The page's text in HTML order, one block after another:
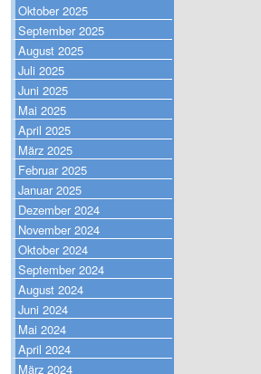
Oktober 2025
September 2025
August 2025
Juli 2025
Juni 2025
Mai 2025
April 2025
März 2025
Februar 2025
Januar 2025
Dezember 2024
November 2024
Oktober 2024
September 2024
August 2024
Juni 2024
Mai 2024
April 2024
März 2024